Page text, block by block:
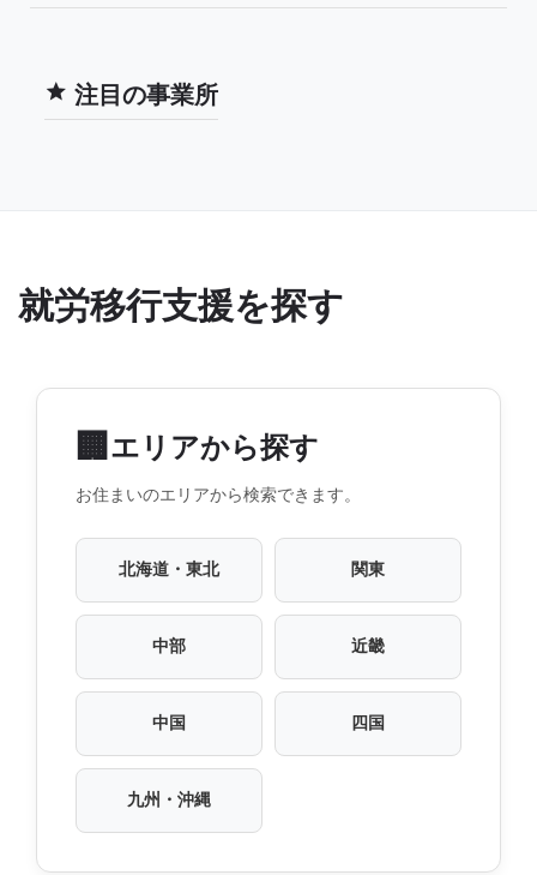
注目の事業所
就労移行支援を探す
🏢 エリアから探す
お住まいのエリアから検索できます。
北海道・東北 関東
中部 近畿
中国 四国
九州・沖縄